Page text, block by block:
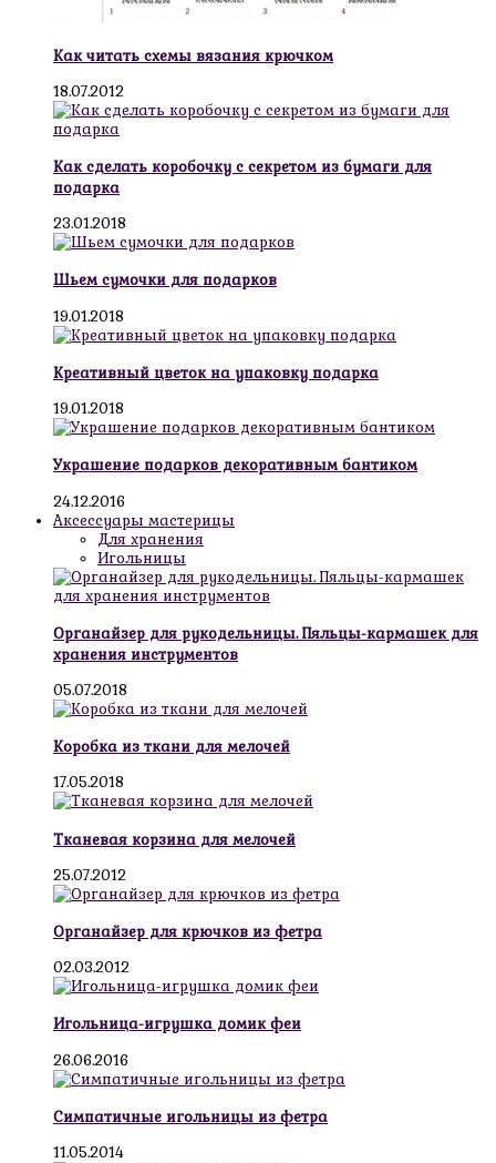
Как читать схемы вязания крючком
18.07.2012
Как сделать коробочку с секретом из бумаги для
подарка
23.01.2018
Шьем сумочки для подарков
19.01.2018
Креативный цветок на упаковку подарка
19.01.2018
Украшение подарков декоративным бантиком
24.12.2016
Аксессуары мастерицы
Для хранения
Игольницы
Органайзер для рукодельницы. Пяльцы-кармашек для
хранения инструментов
05.07.2018
Коробка из ткани для мелочей
17.05.2018
Тканевая корзина для мелочей
25.07.2012
Органайзер для крючков из фетра
02.03.2012
Игольница-игрушка домик феи
26.06.2016
Симпатичные игольницы из фетра
11.05.2014